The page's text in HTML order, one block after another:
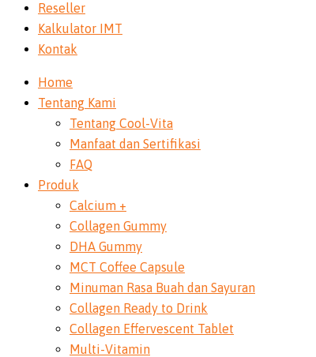
Reseller
Kalkulator IMT
Kontak
Home
Tentang Kami
Tentang Cool-Vita
Manfaat dan Sertifikasi
FAQ
Produk
Calcium +
Collagen Gummy
DHA Gummy
MCT Coffee Capsule
Minuman Rasa Buah dan Sayuran
Collagen Ready to Drink
Collagen Effervescent Tablet
Multi-Vitamin